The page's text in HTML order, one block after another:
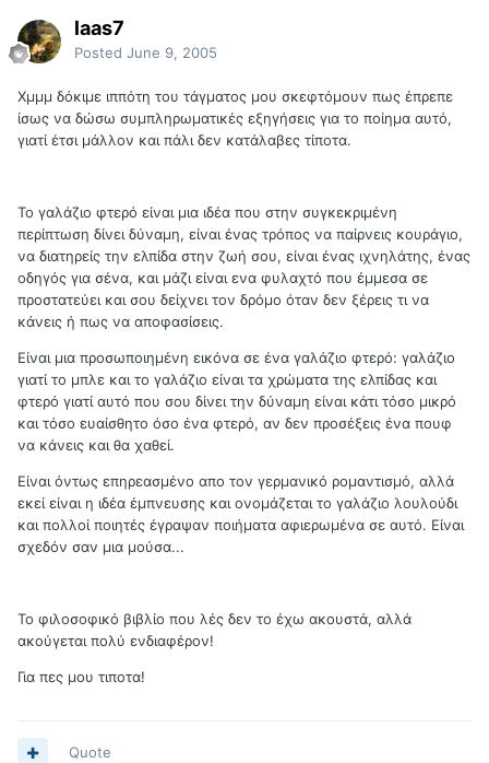
laas7
Posted June 9, 2005
Xμμμ δόκιμε ιππότη του τάγματος μου σκεφτόμουν πως έπρεπε
ίσως να δώσω συμπληρωματικές εξηγήσεις για το ποίημα αυτό,
γιατί έτσι μάλλον και πάλι δεν κατάλαβες τίποτα.
Το γαλάζιο φτερό είναι μια ιδέα που στην συγκεκριμένη
περίπτωση δίνει δύναμη, είναι ένας τρόπος να παίρνεις κουράγιο,
να διατηρείς την ελπίδα στην ζωή σου, είναι ένας ιχνηλάτης, ένας
οδηγός για σένα, και μάζι είναι ενα φυλαχτό που έμμεσα σε
προστατεύει και σου δείχνει τον δρόμο όταν δεν ξέρεις τι να
κάνεις ή πως να αποφασίσεις.
Είναι μια προσωποιημένη εικόνα σε ένα γαλάζιο φτερό: γαλάζιο
γιατί το μπλε και το γαλάζιο είναι τα χρώματα της ελπίδας και
φτερό γιατί αυτό που σου δίνει την δύναμη είναι κάτι τόσο μικρό
και τόσο ευαίσθητο όσο ένα φτερό, αν δεν προσέξεις ένα πουφ
να κάνεις και θα χαθεί.
Είναι όντως επηρεασμένο απο τον γερμανικό ρομαντισμό, αλλά
εκεί είναι η ιδέα έμπνευσης και ονομάζεται το γαλάζιο λουλούδι
και πολλοί ποιητές έγραψαν ποιήματα αφιερωμένα σε αυτό. Είναι
σχεδόν σαν μια μούσα...
Το φιλοσοφικό βιβλίο που λές δεν το έχω ακουστά, αλλά
ακούγεται πολύ ενδιαφέρον!
Για πες μου τιποτα!
Quote